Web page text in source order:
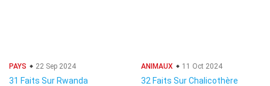
PAYS 22 Sep 2024
31 Faits Sur Rwanda
ANIMAUX 11 Oct 2024
32 Faits Sur Chalicothère